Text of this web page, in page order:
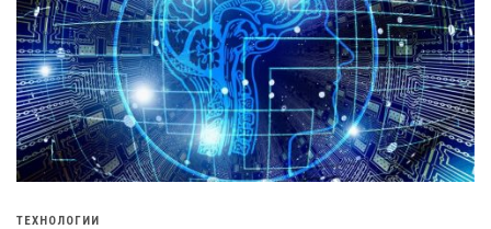
ТЕХНОЛОГИИ